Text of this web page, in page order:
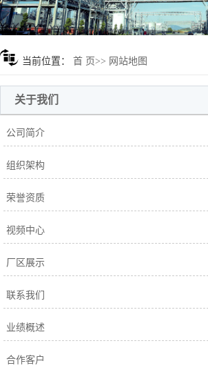
当前位置： 首 页>> 网站地图
关于我们
公司简介
组织架构
荣誉资质
视频中心
厂区展示
联系我们
业绩概述
合作客户